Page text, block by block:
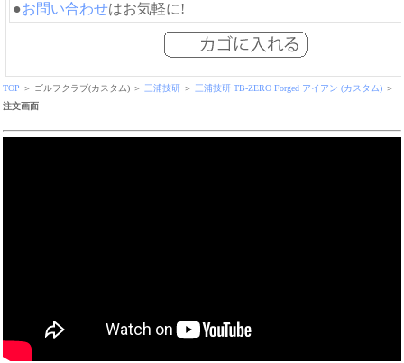
●お問い合わせはお気軽に!
TOP ＞ ゴルフクラブ(カスタム) ＞ 三浦技研 ＞ 三浦技研 TB-ZERO Forged アイアン (カスタム) ＞
注文画面